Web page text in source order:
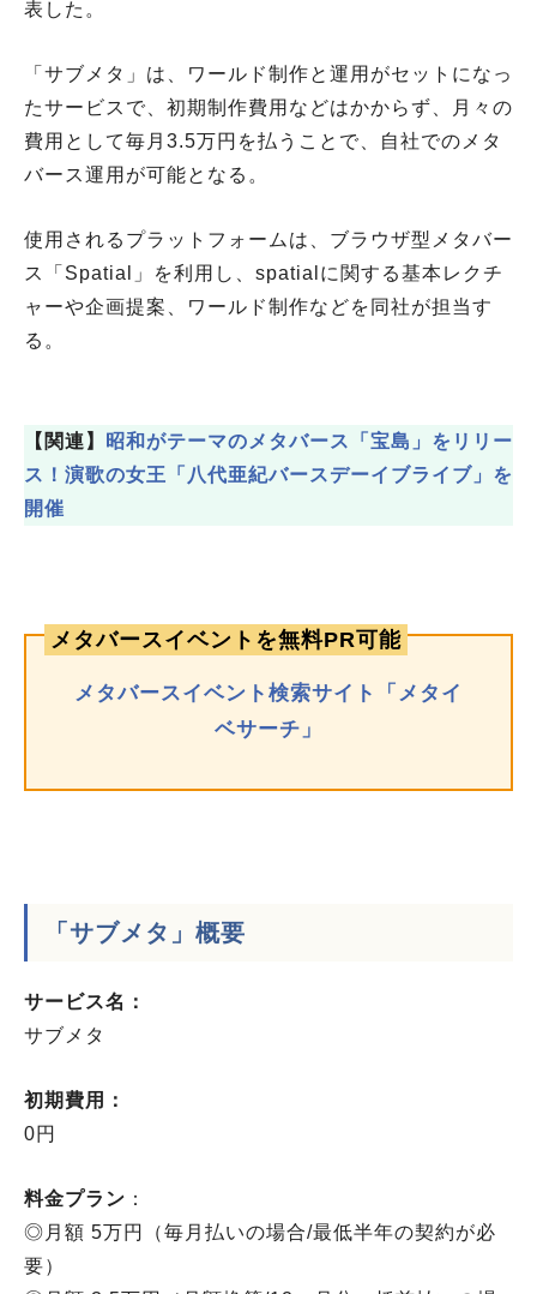
表した。
「サブメタ」は、ワールド制作と運用がセットになっ
たサービスで、初期制作費用などはかからず、月々の
費用として毎月3.5万円を払うことで、自社でのメタ
バース運用が可能となる。
使用されるプラットフォームは、ブラウザ型メタバー
ス「Spatial」を利用し、spatialに関する基本レクチ
ャーや企画提案、ワールド制作などを同社が担当す
る。
【関連】
昭和がテーマのメタバース「宝島」をリリー
ス！演歌の女王「八代亜紀バースデーイブライブ」を
開催
メタバースイベントを無料PR可能
メタバースイベント検索サイト「メタイ
ベサーチ」
「サブメタ」概要
サービス名：
サブメタ
初期費用：
0円
料金プラン ：
◎月額 5万円（毎月払いの場合/最低半年の契約が必
要）